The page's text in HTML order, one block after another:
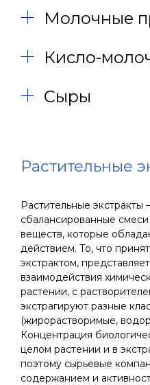
Молочные
Кисло-
Сыры
Растительные
Растительные
сбалансированные
веществ, которые
действием. То, что
экстрактом,
взаимодействия
растении, с
экстрагируют разные
(жирорастворимые,
Концентрация
целом растении и в
поэтому сырьевые
содержанием и